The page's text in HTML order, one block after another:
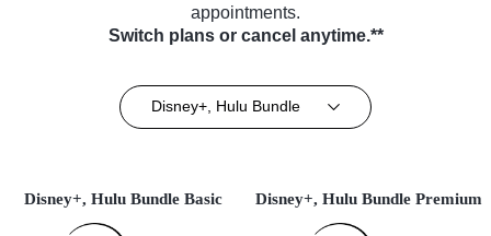
appointments.
Switch plans or cancel anytime.**
Disney+, Hulu Bundle
Disney+, Hulu Bundle Basic Disney+, Hulu Bundle Premium